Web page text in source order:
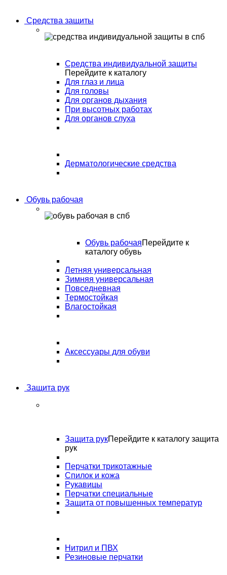
Средства защиты
Средства индивидуальной защиты
Перейдите к каталогу
Для глаз и лица
Для головы
Для органов дыхания
При высотных работах
Для органов слуха
Дерматологические средства
Обувь рабочая
Обувь рабочаяПерейдите к
каталогу обувь
Летняя универсальная
Зимняя универсальная
Повседневная
Термостойкая
Влагостойкая
Аксессуары для обуви
Защита рук
Защита рукПерейдите к каталогу защита
рук
Перчатки трикотажные
Спилок и кожа
Рукавицы
Перчатки специальные
Защита от повышенных температур
Нитрил и ПВХ
Резиновые перчатки